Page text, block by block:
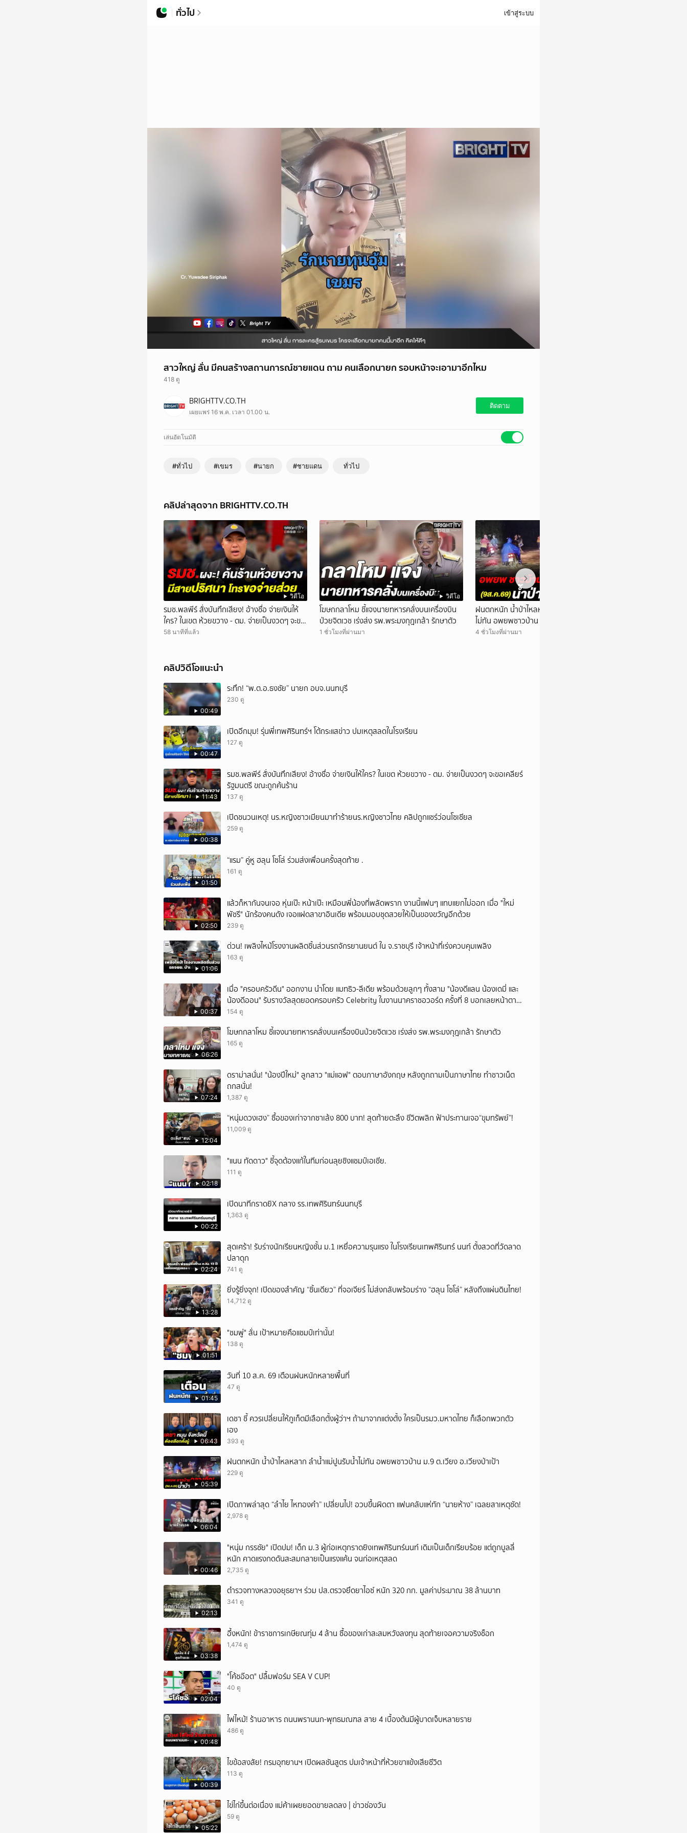
ทั่วไป เข้าสู่ระบบ
สาวใหญ่ ลั่น มีคนสร้างสถานการณ์ชายแดน ถาม คนเลือกนายก รอบหน้าจะเอามาอีกไหม
418 ดู
BRIGHTTV.CO.TH
เผยแพร่ 16 พ.ค. เวลา 01.00 น.
ติดตาม
เล่นอัตโนมัติ
#ทั่วไป #เขมร #นายก #ชายแดน ทั่วไป
คลิปล่าสุดจาก BRIGHTTV.CO.TH
วิดีโอ
รมช.พลพีร์ สั่งบันทึกเสียง! อ้างชื่อ จ่ายเงินให้
ใคร? ในเขต ห้วยขวาง - ตม. จ่ายเป็นงวดๆ จะขอ
เคลียร์รัฐมนตรี ขณะถูกค้นร้าน
58 นาทีที่แล้ว
วิดีโอ
โฆษกกลาโหม ชี้แจงนายทหารคลั่งบนเครื่องบิน
ป่วยจิตเวช เร่งส่ง รพ.พระมงกุฎเกล้า รักษาตัว
1 ชั่วโมงที่ผ่านมา
ฝนตกหนัก น้ำป่าไหลหลาก ลำน้ำแม่ปูนรับน้ำ
ไม่ทัน อพยพชาวบ้าน ม.9 ต.เวียง อ.เวียงป่าเป้า
4 ชั่วโมงที่ผ่านมา
คลิปวิดีโอแนะนำ
00:49
ระทึก! “พ.ต.อ.ธงชัย” นายก อบจ.นนทบุรี
230 ดู
00:47
เปิดอีกมุม! รุ่นพี่เทพศิรินทร์ฯ โต้กระแสข่าว ปมเหตุสลดในโรงเรียน
127 ดู
11:43
รมช.พลพีร์ สั่งบันทึกเสียง! อ้างชื่อ จ่ายเงินให้ใคร? ในเขต ห้วยขวาง - ตม. จ่ายเป็นงวดๆ จะขอเคลียร์
รัฐมนตรี ขณะถูกค้นร้าน
137 ดู
00:38
เปิดชนวนเหตุ! นร.หญิงชาวเมียนมาทำร้ายนร.หญิงชาวไทย คลิปถูกแชร์ว่อนโซเชียล
259 ดู
01:50
“แรม” คู่หู ฮลุน โซโล่ ร่วมส่งเพื่อนครั้งสุดท้าย .
161 ดู
02:50
แล้วก็หากันจนเจอ หุ่นเป๊ะ หน้าเป๊ะ เหมือนพี่น้องที่พลัดพราก งานนี้แฟนๆ แทบแยกไม่ออก เมื่อ "ใหม่
พัชรี" นักร้องคนดัง เจอแฝดสาขาอินเดีย พร้อมมอบชุดสวยให้เป็นของขวัญอีกด้วย
239 ดู
01:06
ด่วน! เพลิงไหม้โรงงานผลิตชิ้นส่วนรถจักรยานยนต์ ใน จ.ราชบุรี เจ้าหน้าที่เร่งควบคุมเพลิง
163 ดู
00:37
เมื่อ "ครอบครัวดีน" ออกงาน นำโดย แมทธิว-ลีเดีย พร้อมด้วยลูกๆ ทั้งสาม "น้องดีแลน น้องเดมี่ และ
น้องดีออน" รับรางวัลสุดยอดครอบครัว Celebrity ในงานนาคราชอวอร์ด ครั้งที่ 8 บอกเลยหน้าตาดี
ยกบ้าน
154 ดู
06:26
โฆษกกลาโหม ชี้แจงนายทหารคลั่งบนเครื่องบินป่วยจิตเวช เร่งส่ง รพ.พระมงกุฎเกล้า รักษาตัว
165 ดู
07:24
ดราม่าสนั่น! "น้องปีใหม่" ลูกสาว "แม่แอฟ" ตอบภาษาอังกฤษ หลังถูกถามเป็นภาษาไทย ทำชาวเน็ต
ถกสนั่น!
1,387 ดู
12:04
“หนุ่มดวงเฮง” ซื้อของเก่าจากซาเล้ง 800 บาท! สุดท้ายตะลึง ชีวิตพลิก ฟ้าประทานเจอ“ขุมทรัพย์”!
11,009 ดู
02:18
"แนน ทัดดาว" ชี้จุดต้องแก้ในทีมก่อนลุยชิงแชมป์เอเชีย.
111 ดู
00:22
เปิดนาทีกราดยิX กลาง รร.เทพศิรินทร์นนทบุรี
1,363 ดู
02:24
สุดเศร้า! รับร่างนักเรียนหญิงชั้น ม.1 เหยื่อความรุนแรง ในโรงเรียนเทพศิรินทร์ นนท์ ตั้งสวดที่วัดลาด
ปลาดุก
741 ดู
13:28
ยิ่งรู้ยิ่งจุก! เปิดของสำคัญ “ชิ้นเดียว” ที่จอเจียร์ ไม่ส่งกลับพร้อมร่าง “ฮลุน โซโล่” หลังถึงแผ่นดินไทย!
14,712 ดู
01:51
"ชมพู่" ลั่น เป้าหมายคือแชมป์เท่านั้น!
138 ดู
01:45
วันที่ 10 ส.ค. 69 เตือนฝนหนักหลายพื้นที่
47 ดู
06:43
เดชา ชี้ ควรเปลี่ยนให้ภูเก็ตมีเลือกตั้งผู้ว่าฯ ถ้ามาจากแต่งตั้ง ใครเป็นรมว.มหาดไทย ก็เลือกพวกตัว
เอง
393 ดู
05:39
ฝนตกหนัก น้ำป่าไหลหลาก ลำน้ำแม่ปูนรับน้ำไม่ทัน อพยพชาวบ้าน ม.9 ต.เวียง อ.เวียงป่าเป้า
229 ดู
06:04
เปิดภาพล่าสุด “ลำไย ไหทองคำ” เปลี่ยนไป! อวบขึ้นผิดตา แฟนคลับแห่ทัก “นายห้าง” เฉลยสาเหตุชัด!
2,978 ดู
00:46
"หนุ่ม กรรชัย" เปิดปม! เด็ก ม.3 ผู้ก่อเหตุกราดยิงเทพศิรินทร์นนท์ เดิมเป็นเด็กเรียบร้อย แต่ถูกบูลลี่
หนัก คาดแรงกดดันสะสมกลายเป็นแรงแค้น จนก่อเหตุสลด
2,735 ดู
02:13
ตำรวจทางหลวงอยุธยาฯ ร่วม ปส.ตรวจยึดยาไอซ์ หนัก 320 กก. มูลค่าประมาณ 38 ล้านบาท
341 ดู
03:38
อึ้งหนัก! ข้าราชการเกษียณทุ่ม 4 ล้าน ซื้อของเก่าสะสมหวังลงทุน สุดท้ายเจอความจริงช็อก
1,474 ดู
02:04
"โค้ชอ๊อต" ปลื้มฟอร์ม SEA V CUP!
40 ดู
00:48
ไฟไหม้! ร้านอาหาร ถนนพรานนก-พุทธมณฑล สาย 4 เบื้องต้นมีผู้บาดเจ็บหลายราย
486 ดู
00:39
ไขข้อสงสัย! กรมอุทยานฯ เปิดผลชันสูตร ปมเจ้าหน้าที่ห้วยขาแข้งเสียชีวิต
113 ดู
05:22
ไข่ไก่ขึ้นต่อเนื่อง แม่ค้าเผยยอดขายลดลง | ข่าวช่องวัน
59 ดู
ยกเลิก